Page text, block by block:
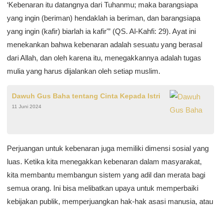
‘Kebenaran itu datangnya dari Tuhanmu; maka barangsiapa
yang ingin (beriman) hendaklah ia beriman, dan barangsiapa
yang ingin (kafir) biarlah ia kafir'” (QS. Al-Kahfi: 29). Ayat ini
menekankan bahwa kebenaran adalah sesuatu yang berasal
dari Allah, dan oleh karena itu, menegakkannya adalah tugas
mulia yang harus dijalankan oleh setiap muslim.
Dawuh Gus Baha tentang Cinta Kepada Istri
11 Juni 2024
Perjuangan untuk kebenaran juga memiliki dimensi sosial yang
luas. Ketika kita menegakkan kebenaran dalam masyarakat,
kita membantu membangun sistem yang adil dan merata bagi
semua orang. Ini bisa melibatkan upaya untuk memperbaiki
kebijakan publik, memperjuangkan hak-hak asasi manusia, atau